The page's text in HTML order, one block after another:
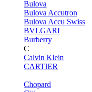
Bulova
Bulova Accutron
Bulova Accu Swiss
BVLGARI
Burberry
C
Calvin Klein
CARTIER
Chopard